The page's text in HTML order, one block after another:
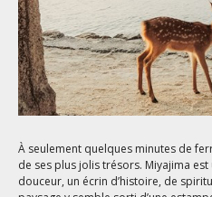
À seulement quelques minutes de
de ses plus jolis trésors. Miyajima est
douceur, un écrin d’histoire, de